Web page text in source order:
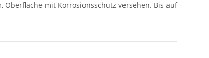
mit Korrosionsschutz versehen. Bis auf